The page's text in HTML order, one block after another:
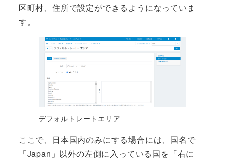
区町村、住所で設定ができるようになっていま
す。
デフォルトレートエリア
ここで、日本国内のみにする場合には、国名で
「Japan」以外の左側に入っている国を「右に